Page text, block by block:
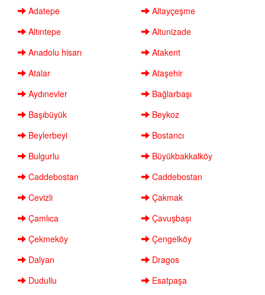
Adatepe
Altayçeşme
Altıntepe
Altunizade
Anadolu hisarı
Atakent
Atalar
Ataşehir
Aydınevler
Bağlarbaşı
Başıbüyük
Beykoz
Beylerbeyi
Bostancı
Bulgurlu
Büyükbakkalköy
Caddebostan
Caddebostan
Cevizli
Çakmak
Çamlıca
Çavuşbaşı
Çekmeköy
Çengelköy
Dalyan
Dragos
Dudullu
Esatpaşa